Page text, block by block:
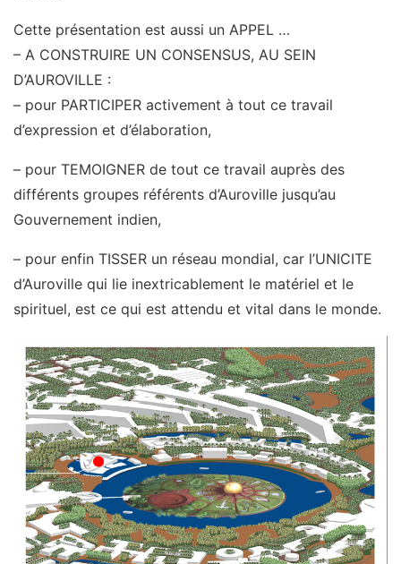
Cette présentation est aussi un APPEL …
– A CONSTRUIRE UN CONSENSUS, AU SEIN
D’AUROVILLE :
– pour PARTICIPER activement à tout ce travail
d’expression et d’élaboration,
– pour TEMOIGNER de tout ce travail auprès des
différents groupes référents d’Auroville jusqu’au
Gouvernement indien,
– pour enfin TISSER un réseau mondial, car l’UNICITE
d’Auroville qui lie inextricablement le matériel et le
spirituel, est ce qui est attendu et vital dans le monde.